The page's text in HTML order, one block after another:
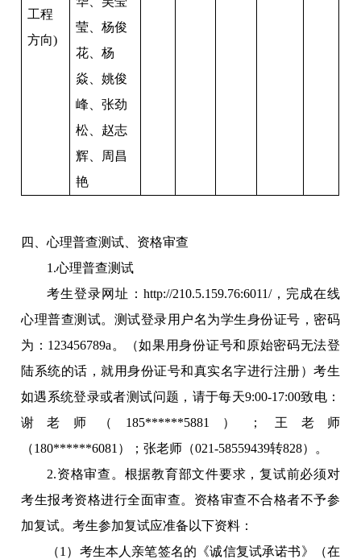
工程
方向)
莹、杨俊
花、杨
焱、姚俊
峰、张劲
松、赵志
辉、周昌
艳
四、心理普查测试、资格审查
1.心理普查测试
考生登录网址：http://210.5.159.76:6011/，完成在线
心理普查测试。测试登录用户名为学生身份证号，密码
为：123456789a。（如果用身份证号和原始密码无法登
陆系统的话，就用身份证号和真实名字进行注册）考生
如遇系统登录或者测试问题，请于每天9:00-17:00致电：
谢老师（185******5881）；王老师
（180******6081）；张老师（021-58559439转828）。
2.资格审查。根据教育部文件要求，复试前必须对
考生报考资格进行全面审查。资格审查不合格者不予参
加复试。考生参加复试应准备以下资料：
（1）考生本人亲笔签名的《诚信复试承诺书》（在